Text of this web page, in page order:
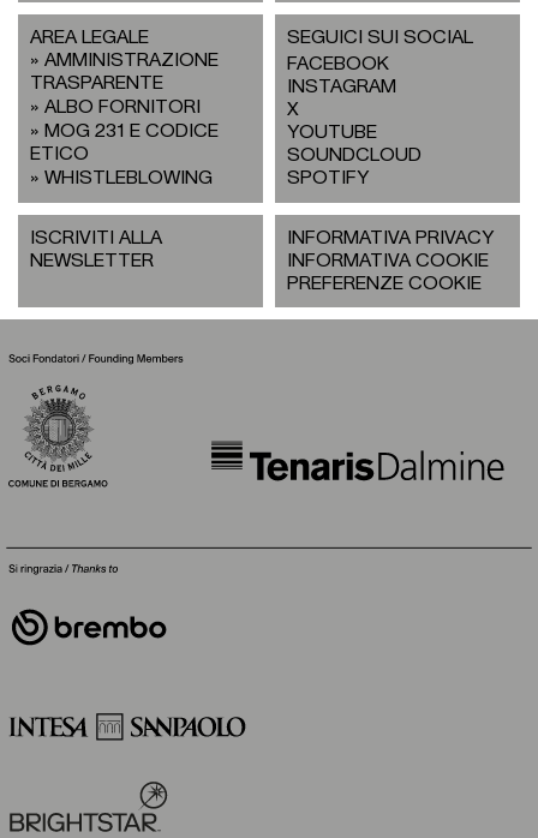
AREA LEGALE
AMMINISTRAZIONE
TRASPARENTE
ALBO FORNITORI
MOG 231 E CODICE
ETICO
WHISTLEBLOWING
SEGUICI SUI SOCIAL
FACEBOOK
INSTAGRAM
X
YOUTUBE
SOUNDCLOUD
SPOTIFY
ISCRIVITI ALLA
NEWSLETTER
INFORMATIVA PRIVACY
INFORMATIVA COOKIE
PREFERENZE COOKIE